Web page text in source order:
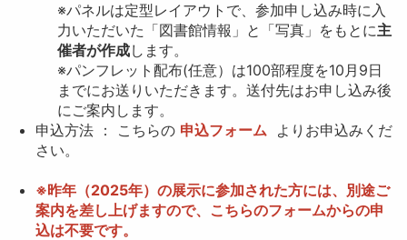
※パネルは定型レイアウトで、参加申し込み時に入
力いただいた「図書館情報」と「写真」をもとに主
催者が作成します。
※パンフレット配布(任意）は100部程度を10月9日
までにお送りいただきます。送付先はお申し込み後
にご案内します。
申込方法 ： こちらの 申込フォームよりお申込みくだ
さい。
※昨年（2025年）の展示に参加された方には、別途ご
案内を差し上げますので、こちらのフォームからの申
込は不要です。